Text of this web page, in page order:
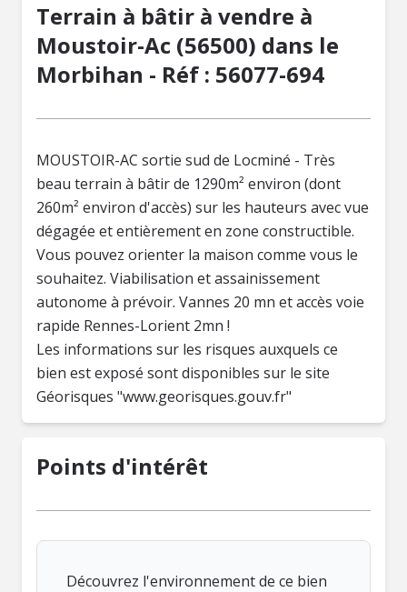
Terrain à bâtir à vendre à
Moustoir-Ac (56500) dans le
Morbihan - Réf : 56077-694
MOUSTOIR-AC sortie sud de Locminé - Très
beau terrain à bâtir de 1290m² environ (dont
260m² environ d'accès) sur les hauteurs avec vue
dégagée et entièrement en zone constructible.
Vous pouvez orienter la maison comme vous le
souhaitez. Viabilisation et assainissement
autonome à prévoir. Vannes 20 mn et accès voie
rapide Rennes-Lorient 2mn !
Les informations sur les risques auxquels ce
bien est exposé sont disponibles sur le site
Géorisques "www.georisques.gouv.fr"
Points d'intérêt
Découvrez l'environnement de ce bien